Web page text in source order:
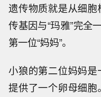
遗传物质就是从细
传基因与“玛雅”完全
第一位“妈妈”。
小狼的第二位妈妈
提供了一个卵母细